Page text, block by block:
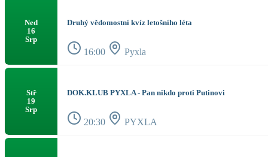
Ned
16
Srp
Druhý vědomostní kvíz letošního léta
16:00 Pyxla
Stř
19
Srp
DOK.KLUB PYXLA - Pan nikdo proti Putinovi
20:30 PYXLA